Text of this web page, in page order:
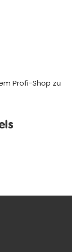
Profi-Shop zu